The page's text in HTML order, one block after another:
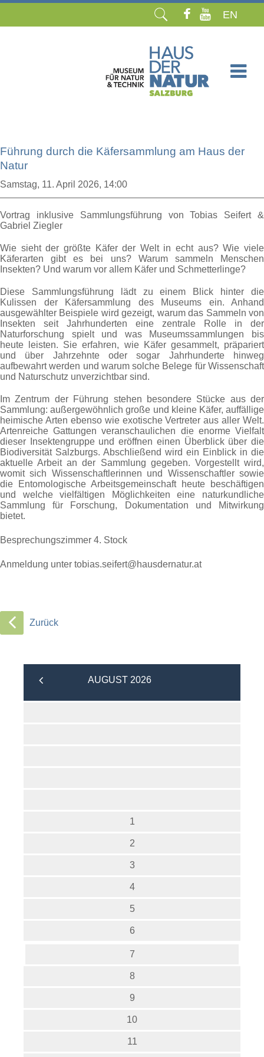
EN
Führung durch die Käfersammlung am Haus der
Natur
Samstag, 11. April 2026, 14:00
Vortrag inklusive Sammlungsführung von Tobias Seifert &
Gabriel Ziegler
Wie sieht der größte Käfer der Welt in echt aus? Wie viele
Käferarten gibt es bei uns? Warum sammeln Menschen
Insekten? Und warum vor allem Käfer und Schmetterlinge?
Diese Sammlungsführung lädt zu einem Blick hinter die
Kulissen der Käfersammlung des Museums ein. Anhand
ausgewählter Beispiele wird gezeigt, warum das Sammeln von
Insekten seit Jahrhunderten eine zentrale Rolle in der
Naturforschung spielt und was Museumssammlungen bis
heute leisten. Sie erfahren, wie Käfer gesammelt, präpariert
und über Jahrzehnte oder sogar Jahrhunderte hinweg
aufbewahrt werden und warum solche Belege für Wissenschaft
und Naturschutz unverzichtbar sind.
Im Zentrum der Führung stehen besondere Stücke aus der
Sammlung: außergewöhnlich große und kleine Käfer, auffällige
heimische Arten ebenso wie exotische Vertreter aus aller Welt.
Artenreiche Gattungen veranschaulichen die enorme Vielfalt
dieser Insektengruppe und eröffnen einen Überblick über die
Biodiversität Salzburgs. Abschließend wird ein Einblick in die
aktuelle Arbeit an der Sammlung gegeben. Vorgestellt wird,
womit sich Wissenschaftlerinnen und Wissenschaftler sowie
die Entomologische Arbeitsgemeinschaft heute beschäftigen
und welche vielfältigen Möglichkeiten eine naturkundliche
Sammlung für Forschung, Dokumentation und Mitwirkung
bietet.
Besprechungszimmer 4. Stock
Anmeldung unter tobias.seifert@hausdernatur.at
Zurück
AUGUST 2026
1
2
3
4
5
6
7
8
9
10
11